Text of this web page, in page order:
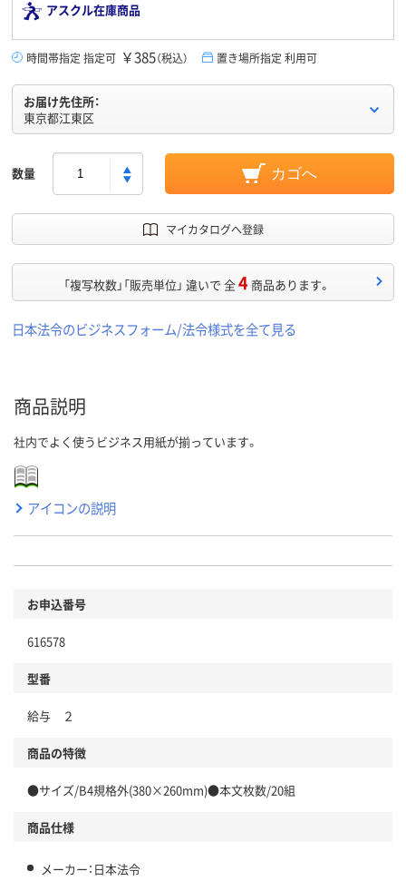
アスクル在庫商品
時間帯指定 指定可 ￥385（税込） 置き場所指定 利用可
お届け先住所：
東京都江東区
数量 カゴへ
マイカタログへ登録
「複写枚数」「販売単位」 違いで 全4 商品あります。
日本法令のビジネスフォーム/法令様式を全て見る
商品説明
社内でよく使うビジネス用紙が揃っています。
アイコンの説明
お申込番号
616578
型番
給与 ２
商品の特徴
●サイズ/B4規格外(380×260mm)●本文枚数/20組
商品仕様
メーカー：日本法令